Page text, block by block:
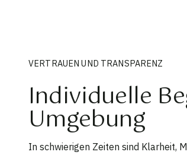
VERTRAUEN UND TRANSPARENZ
Individuelle
Umgebung
In schwierigen Zeiten sind Klarheit,